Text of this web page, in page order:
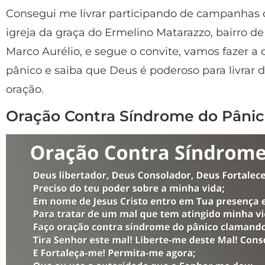
Consegui me livrar participando de campanhas
igreja da graça do Ermelino Matarazzo, bairro
Marco Aurélio, e segue o convite, vamos fazer
pânico e saiba que Deus é poderoso para livrar
oração.
Oração Contra Síndrome do